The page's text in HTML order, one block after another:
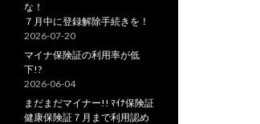
な！
７月中に登録解除手続きを！
2026-07-20
マイナ保険証の利用率が低
下!?
2026-06-04
まだまだマイナー!! ﾏｲﾅ保険証
健康保険証７月まで利用認め